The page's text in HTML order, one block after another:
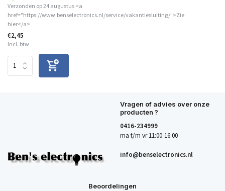
Verzonden op 24 augustus <a
href="https://www.benselectronics.nl/service/vakantiesluiting/">Zie
hier</a>
€2,45
Incl. btw
Vragen of advies over onze
producten ?
0416-234999
ma t/m vr 11:00-16:00
info@benselectronics.nl
Beoordelingen